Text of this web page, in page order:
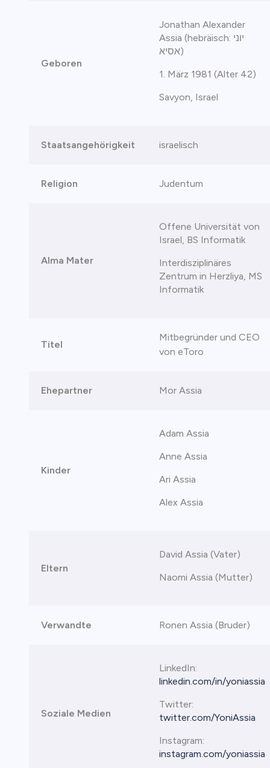
Geboren
Jonathan Alexander
Assia (hebräisch: יוני
אסיא)
1. März 1981 (Alter 42)
Savyon, Israel
Staatsangehörigkeit israelisch
Religion Judentum
Alma Mater
Offene Universität von
Israel, BS Informatik
Interdisziplinäres
Zentrum in Herzliya, MS
Informatik
Titel
Mitbegründer und CEO
von eToro
Ehepartner Mor Assia
Kinder
Adam Assia
Anne Assia
Ari Assia
Alex Assia
Eltern
David Assia (Vater)
Naomi Assia (Mutter)
Verwandte Ronen Assia (Bruder)
Soziale Medien
LinkedIn:
linkedin.com/in/yoniassia
Twitter:
twitter.com/YoniAssia
Instagram:
instagram.com/yoniassia